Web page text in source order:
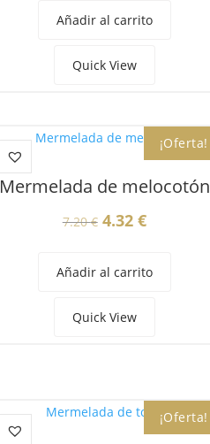
original
7.20 €.
actual
Añadir al carrito
Quick View
¡Oferta!
Mermelada de melocotón
7.20€ El
original
7.20 €.
4.32 €El
actual
Añadir al carrito
Quick View
¡Oferta!